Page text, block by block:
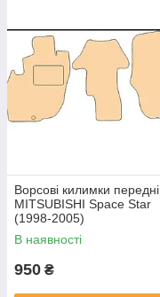
Ворсові килимки передні
MITSUBISHI Space Star
(1998-2005)
В наявності
950 ₴